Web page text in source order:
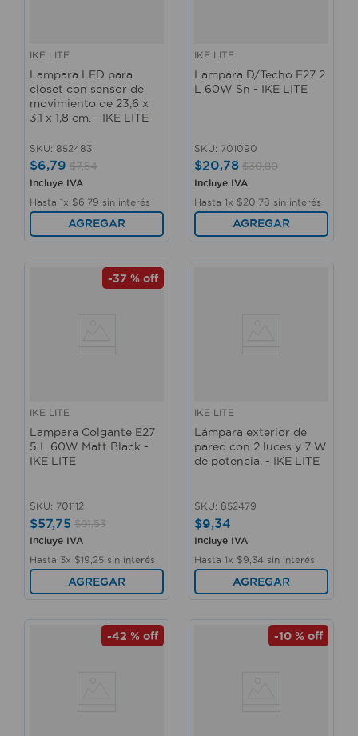
IKE LITE
Lampara LED para
closet con sensor de
movimiento de 23,6 x
3,1 x 1,8 cm. - IKE LITE
SKU: 852483
$6,79 $7,54
Incluye IVA
Hasta 1x $6 79 sin interés
AGREGAR
IKE LITE
Lampara D/Techo E27 2
L 60W Sn - IKE LITE
SKU: 701090
$20,78 $30,80
Incluye IVA
Hasta 1x $20 78 sin interés
AGREGAR
-37 % off
IKE LITE
Lampara Colgante E27
5 L 60W Matt Black -
IKE LITE
SKU: 701112
$57,75 $91,53
Incluye IVA
Hasta 3x $19 25 sin interés
AGREGAR
IKE LITE
Lámpara exterior de
pared con 2 luces y 7 W
de potencia. - IKE LITE
SKU: 852479
$9,34
Incluye IVA
Hasta 1x $9 34 sin interés
AGREGAR
-42 % off -10 % off